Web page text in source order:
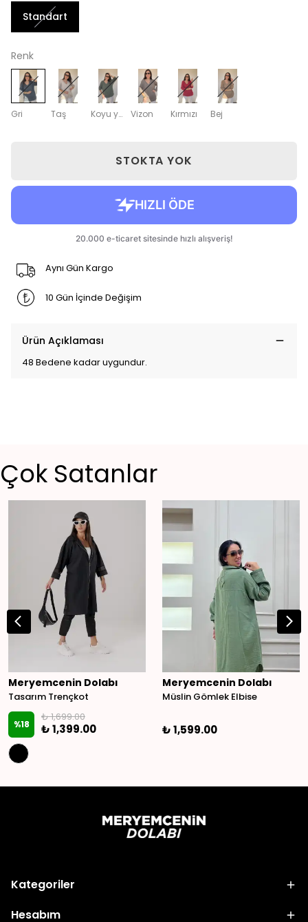
Standart
Renk
Gri Taş Koyu yeşil Vizon Kırmızı Bej
STOKTA YOK
Aynı Gün Kargo
10 Gün İçinde Değişim
Ürün Açıklaması
48 Bedene kadar uygundur.
Çok Satanlar
Meryemcenin Dolabı
Tasarım Trençkot
%18
₺ 1,699.00
₺ 1,399.00
Meryemcenin Dolabı
Müslin Gömlek Elbise
₺ 1,599.00
Kategoriler
Hesabım